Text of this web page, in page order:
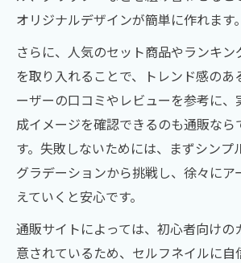
オリジナルデザインが簡単に作れます。
さらに、人気のセット商品やランキン
を取り入れることで、トレンド感のあ
ーザーの口コミやレビューを参考に
成イメージを確認できるのも通販なら
す。失敗しないためには、まずシンプ
グラデーションから挑戦し、徐々にア
えていくと安心です。
通販サイトによっては、初心者向けの
意されているため、セルフネイルに